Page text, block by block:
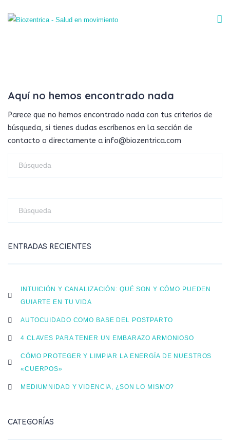
Aquí no hemos encontrado nada
Parece que no hemos encontrado nada con tus criterios de
búsqueda, si tienes dudas escríbenos en la sección de
contacto o directamente a info@biozentrica.com
ENTRADAS RECIENTES
INTUICIÓN Y CANALIZACIÓN: QUÉ SON Y CÓMO PUEDEN
GUIARTE EN TU VIDA
AUTOCUIDADO COMO BASE DEL POSTPARTO
4 CLAVES PARA TENER UN EMBARAZO ARMONIOSO
CÓMO PROTEGER Y LIMPIAR LA ENERGÍA DE NUESTROS
«CUERPOS»
MEDIUMNIDAD Y VIDENCIA, ¿SON LO MISMO?
CATEGORÍAS